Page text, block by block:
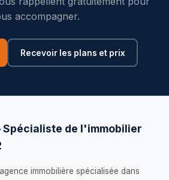
accompagner.
Recevoir les plans et prix
Spécialiste de l'immobilier
immobilière spécialisée dans